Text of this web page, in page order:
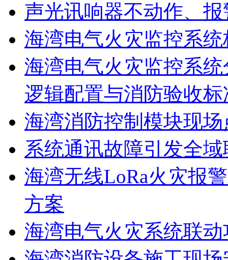
声光讯响器不动作、
海湾电气火灾监控系
海湾电气火灾监控系
逻辑配置与消防验收标
海湾消防控制模块现
系统通讯故障引发全
海湾无线LoRa火灾报
方案
海湾电气火灾系统联